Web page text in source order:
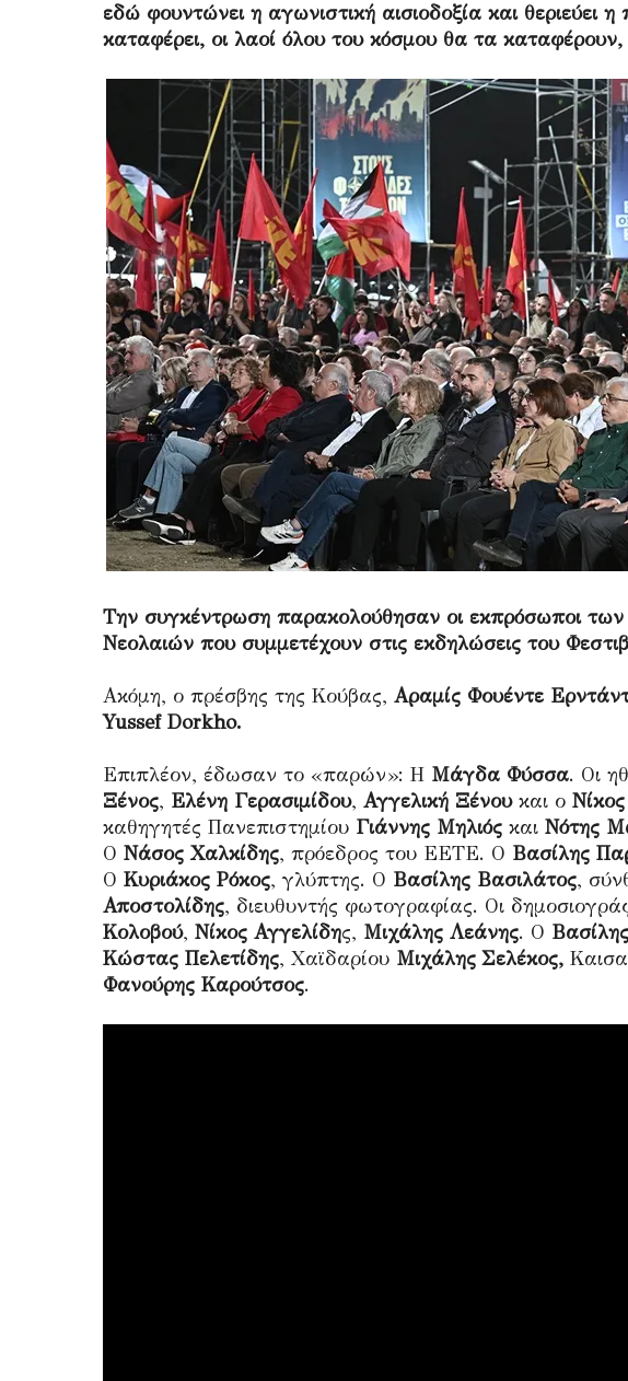
εδώ φουντώνει η αγωνιστική αισιοδοξία και θεριεύει
καταφέρει, οι λαοί όλου του κόσμου θα τα καταφέρουν,
Την συγκέντρωση παρακολούθησαν οι εκπρόσωποι
Νεολαιών που συμμετέχουν στις εκδηλώσεις του
Ακόμη, ο πρέσβης της Κούβας, Αραμίς Φουέντε
Yussef Dorkho.
Επιπλέον, έδωσαν το «παρών»: Η Μάγδα Φύσσα. Οι
Ξένος, Ελένη Γερασιμίδου, Αγγελική Ξένουκαι ο
καθηγητές Πανεπιστημίου Γιάννης Μηλιός και Νότης
Ο Νάσος Χαλκίδης, πρόεδρος του ΕΕΤΕ. Ο Βασίλης
Ο Κυριάκος Ρόκος, γλύπτης. Ο Βασίλης Βασιλάτος,
Αποστολίδης, διευθυντής φωτογραφίας. Οι
Κολοβού, Νίκος Αγγελίδης, Μιχάλης Λεάνης. Ο
Κώστας Πελετίδης, Χαϊδαρίου Μιχάλης Σελέκος,
Φανούρης Καρούτσος.